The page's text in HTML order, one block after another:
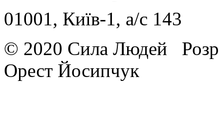
01001, Київ-1, a/c 143
© 2020 Сила Людей
Орест Йосипчук